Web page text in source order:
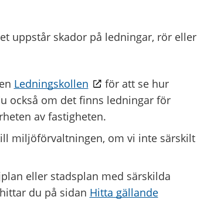
uppstår skador på ledningar, rör eller
Ledningskollen
för att se hur
också om det finns ledningar för
av fastigheten.
miljöförvaltningen, om vi inte särskilt
eller stadsplan med särskilda
du på sidan Hitta gällande